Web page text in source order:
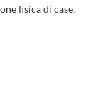
fisica di case,